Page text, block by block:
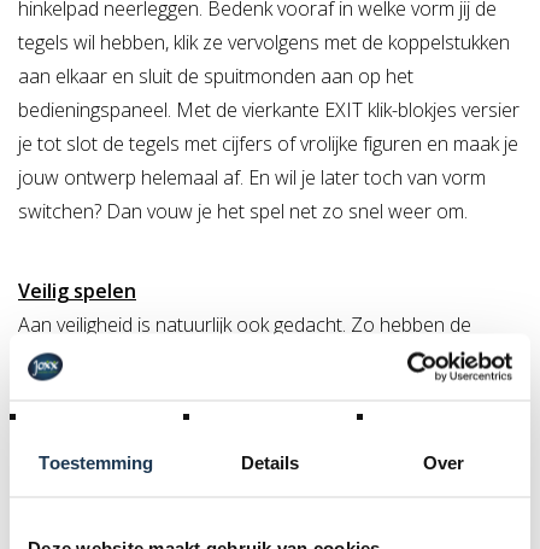
Toestemming Details Over
hinkelpad neerleggen. Bedenk vooraf in welke vorm jij de
tegels wil hebben, klik ze vervolgens met de koppelstukken
aan elkaar en sluit de spuitmonden aan op het
bedieningspaneel. Met de vierkante EXIT klik-blokjes versier
je tot slot de tegels met cijfers of vrolijke figuren en maak je
jouw ontwerp helemaal af. En wil je later toch van vorm
switchen? Dan vouw je het spel net zo snel weer om.
Veilig spelen
Aan veiligheid is natuurlijk ook gedacht. Zo hebben de
Watertegels een speciale anti-slip structuur en de
zorgvuldig af. Ook kun je dankzij de drukregelaar op het
bedieningspaneel zelf bepalen hoe hoog de waterstralen